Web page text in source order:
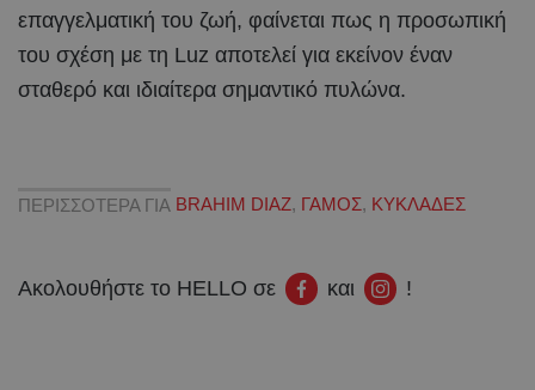
επαγγελματική του ζωή, φαίνεται πως η προσωπική
του σχέση με τη Luz αποτελεί για εκείνον έναν
σταθερό και ιδιαίτερα σημαντικό πυλώνα.
ΠΕΡΙΣΣΟΤΕΡΑ ΓΙΑ BRAHIM DIAZ, ΓΑΜΟΣ, ΚΥΚΛΑΔΕΣ
Ακολουθήστε το HELLO σε και !